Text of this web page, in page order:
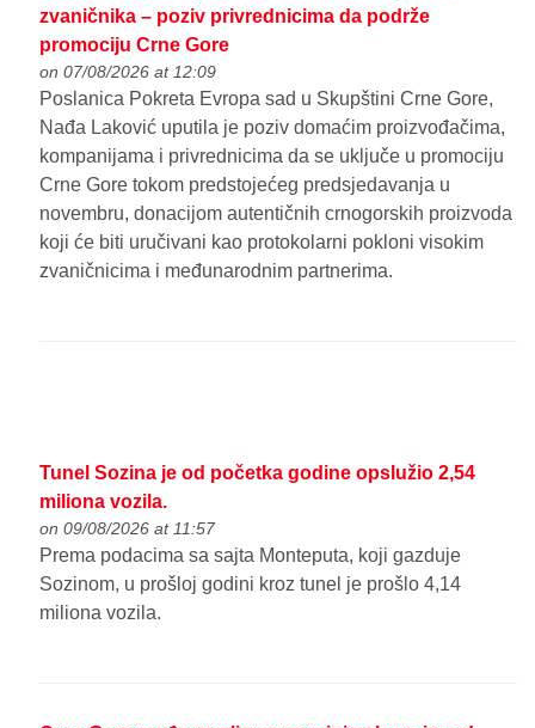
zvaničnika – poziv privrednicima da podrže
promociju Crne Gore
on 07/08/2026 at 12:09
Poslanica Pokreta Evropa sad u Skupštini Crne Gore,
Nađa Laković uputila je poziv domaćim proizvođačima,
kompanijama i privrednicima da se uključe u promociju
Crne Gore tokom predstojećeg predsjedavanja u
novembru, donacijom autentičnih crnogorskih proizvoda
koji će biti uručivani kao protokolarni pokloni visokim
zvaničnicima i međunarodnim partnerima.
Tunel Sozina je od početka godine opslužio 2,54
miliona vozila.
on 09/08/2026 at 11:57
Prema podacima sa sajta Monteputa, koji gazduje
Sozinom, u prošloj godini kroz tunel je prošlo 4,14
miliona vozila.